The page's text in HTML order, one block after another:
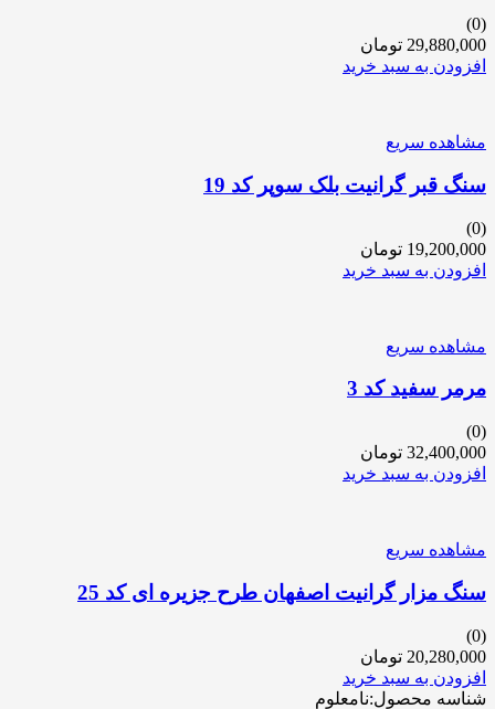
(0)
29,880,000 تومان
افزودن به سبد خرید
مشاهده سریع
سنگ قبر گرانیت بلک سوپر کد 19
(0)
19,200,000 تومان
افزودن به سبد خرید
مشاهده سریع
مرمر سفید کد 3
(0)
32,400,000 تومان
افزودن به سبد خرید
مشاهده سریع
سنگ مزار گرانیت اصفهان طرح جزیره ای کد 25
(0)
20,280,000 تومان
افزودن به سبد خرید
شناسه محصول:نامعلوم